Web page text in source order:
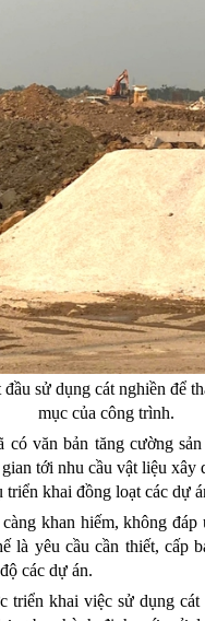
sử dụng cát nghiền để
mục của công trình.
văn bản tăng cường
tới nhu cầu vật liệu xây
khai đồng loạt các dự
khan hiếm, không
là yêu cầu cần thiết, cấp
các dự án.
triển khai việc sử dụng